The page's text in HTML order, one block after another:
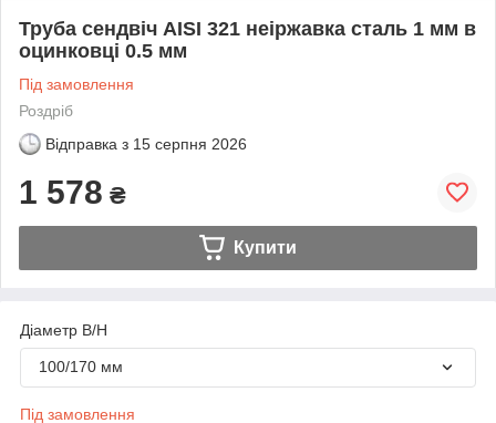
Труба сендвіч AISI 321 неіржавка сталь 1 мм в
оцинковці 0.5 мм
Під замовлення
Роздріб
Відправка з 15 серпня 2026
1 578 ₴
Купити
Діаметр В/Н
100/170 мм
Під замовлення